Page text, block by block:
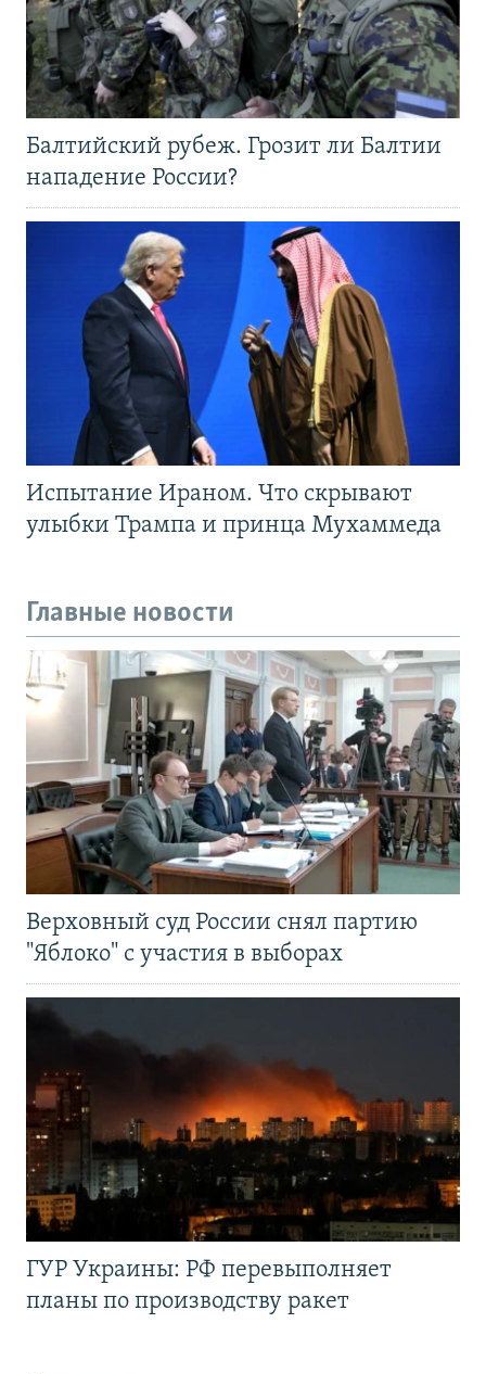
Балтийский рубеж. Грозит ли Балтии
нападение России?
Испытание Ираном. Что скрывают
улыбки Трампа и принца Мухаммеда
Главные новости
Верховный суд России снял партию
"Яблоко" с участия в выборах
ГУР Украины: РФ перевыполняет
планы по производству ракет